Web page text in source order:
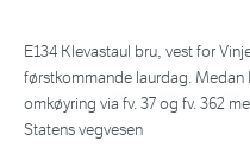
E134 Klevastaul bru, vest for
førstkommande laurdag. Medan
omkøyring via fv. 37 og fv. 362
Statens vegvesen